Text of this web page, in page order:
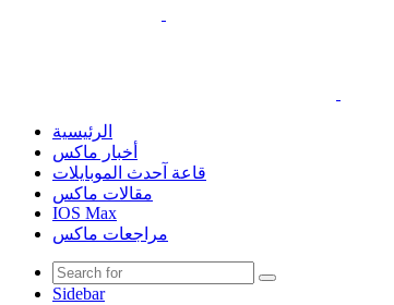
الرئيسية
أخبار ماكس
قاعة آحدث الموبايلات
مقالات ماكس
IOS Max
مراجعات ماكس
Sidebar